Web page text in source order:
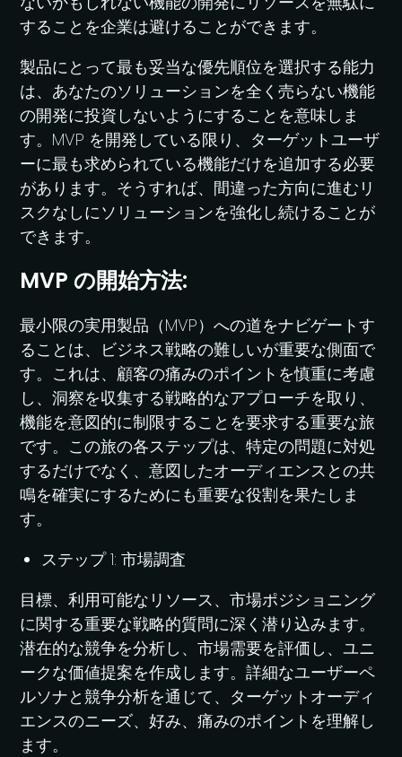
することを企業は避けることができます。
製品にとって最も妥当な優先順位を選択する能力
は、あなたのソリューションを全く売らない機能
の開発に投資しないようにすることを意味しま
す。MVP を開発している限り、ターゲットユーザ
ーに最も求められている機能だけを追加する必要
があります。そうすれば、間違った方向に進むリ
スクなしにソリューションを強化し続けることが
できます。
MVP の開始方法:
最小限の実用製品（MVP）への道をナビゲートす
ることは、ビジネス戦略の難しいが重要な側面で
す。これは、顧客の痛みのポイントを慎重に考慮
し、洞察を収集する戦略的なアプローチを取り、
機能を意図的に制限することを要求する重要な旅
です。この旅の各ステップは、特定の問題に対処
するだけでなく、意図したオーディエンスとの共
鳴を確実にするためにも重要な役割を果たしま
す。
ステップ 1: 市場調査
目標、利用可能なリソース、市場ポジショニング
に関する重要な戦略的質問に深く潜り込みます。
潜在的な競争を分析し、市場需要を評価し、ユニ
ークな価値提案を作成します。詳細なユーザーペ
ルソナと競争分析を通じて、ターゲットオーディ
エンスのニーズ、好み、痛みのポイントを理解し
ます。